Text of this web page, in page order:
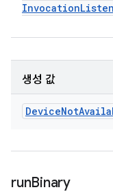
Invocation
생성 값
DeviceNot
runBinary